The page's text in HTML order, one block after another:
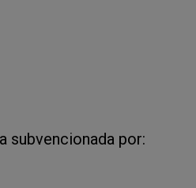
subvencionada por: